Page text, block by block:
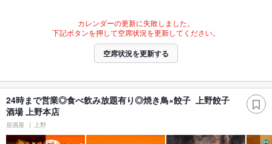
カレンダーの更新に失敗しました。
下記ボタンを押して空席状況を更新してください。
空席状況を更新する
24時まで営業◎食べ飲み放題有り◎焼き鳥×餃子 上野餃子
酒場 上野本店
居酒屋 上野